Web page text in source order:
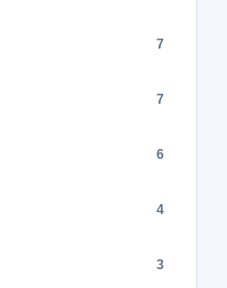
7
7
6
4
3